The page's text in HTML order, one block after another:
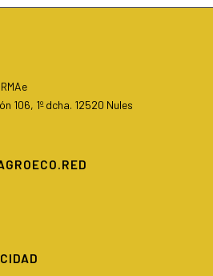
106, 1º dcha. 12520 Nules